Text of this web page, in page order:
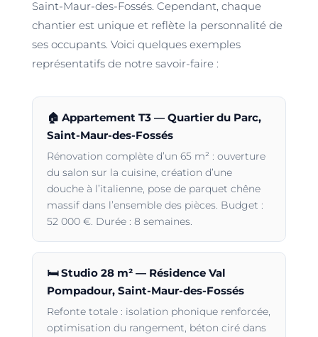
Saint-Maur-des-Fossés. Cependant, chaque
chantier est unique et reflète la personnalité de
ses occupants. Voici quelques exemples
représentatifs de notre savoir-faire :
🏠 Appartement T3 — Quartier du Parc,
Saint-Maur-des-Fossés
Rénovation complète d’un 65 m² : ouverture
du salon sur la cuisine, création d’une
douche à l’italienne, pose de parquet chêne
massif dans l’ensemble des pièces. Budget :
52 000 €. Durée : 8 semaines.
🛏️ Studio 28 m² — Résidence Val
Pompadour, Saint-Maur-des-Fossés
Refonte totale : isolation phonique renforcée,
optimisation du rangement, béton ciré dans